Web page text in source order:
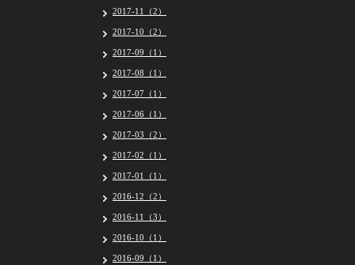
2017-11（2）
2017-10（2）
2017-09（1）
2017-08（1）
2017-07（1）
2017-06（1）
2017-03（2）
2017-02（1）
2017-01（1）
2016-12（2）
2016-11（3）
2016-10（1）
2016-09（1）